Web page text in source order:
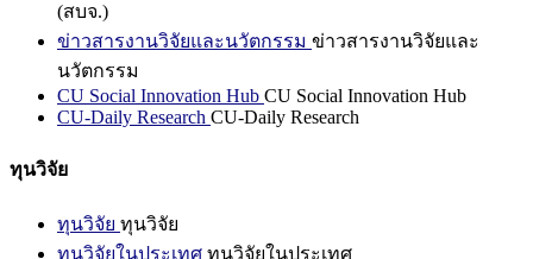
(สบจ.)
ข่าวสารงานวิจัยและนวัตกรรม ข่าวสารงานวิจัยและ
นวัตกรรม
CU Social Innovation Hub CU Social Innovation Hub
CU-Daily Research CU-Daily Research
ทุนวิจัย
ทุนวิจัย ทุนวิจัย
ทุนวิจัยในประเทศ ทุนวิจัยในประเทศ